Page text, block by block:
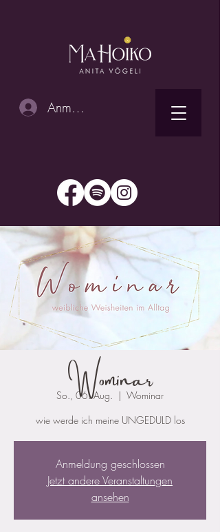
Anmelden
Wominar
So., 06. Aug.
  |
Wominar
wie werde ich meine UNGEDULD los
Anmeldung geschlossen
Jetzt andere Veranstaltungen
ansehen